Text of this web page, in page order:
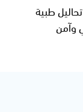
منتصف رمضان.. 5 تحاليل طبية
وآمن